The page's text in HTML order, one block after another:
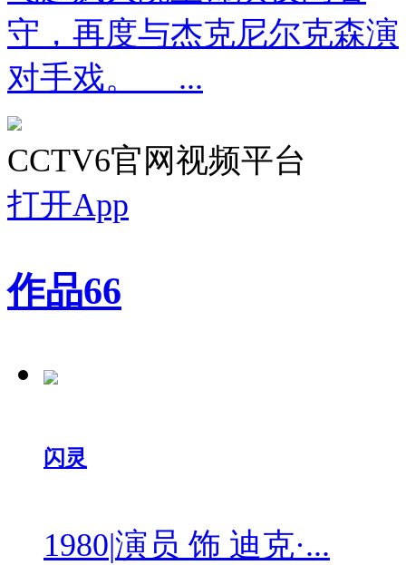
守，再度与杰克尼尔克森演
对手戏。 ...
CCTV6官网视频平台
打开App
作品66
闪灵
1980|演员 饰 迪克·...